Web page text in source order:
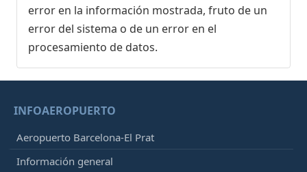
error en la información mostrada, fruto de un
error del sistema o de un error en el
procesamiento de datos.
INFOAEROPUERTO
Aeropuerto Barcelona-El Prat
Información general